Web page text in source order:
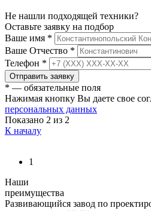
Не нашли подходящей техники?
Оставьте заявку на подбор
Ваше имя *
Ваше Отчество *
Телефон *
Отправить заявку
* — обязательные поля
Нажимая кнопку Вы даете свое
персональных данных
Показано 2 из 2
К началу
1
Наши
преимущества
Развивающийся завод по